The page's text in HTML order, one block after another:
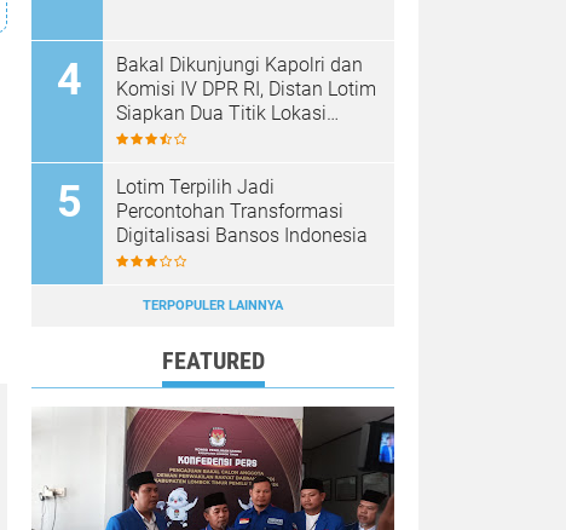
Bakal Dikunjungi Kapolri dan
Komisi IV DPR RI, Distan Lotim
Siapkan Dua Titik Lokasi
Panen Raya Bawang Putih
Lotim Terpilih Jadi
Percontohan Transformasi
Digitalisasi Bansos Indonesia
TERPOPULER LAINNYA
FEATURED